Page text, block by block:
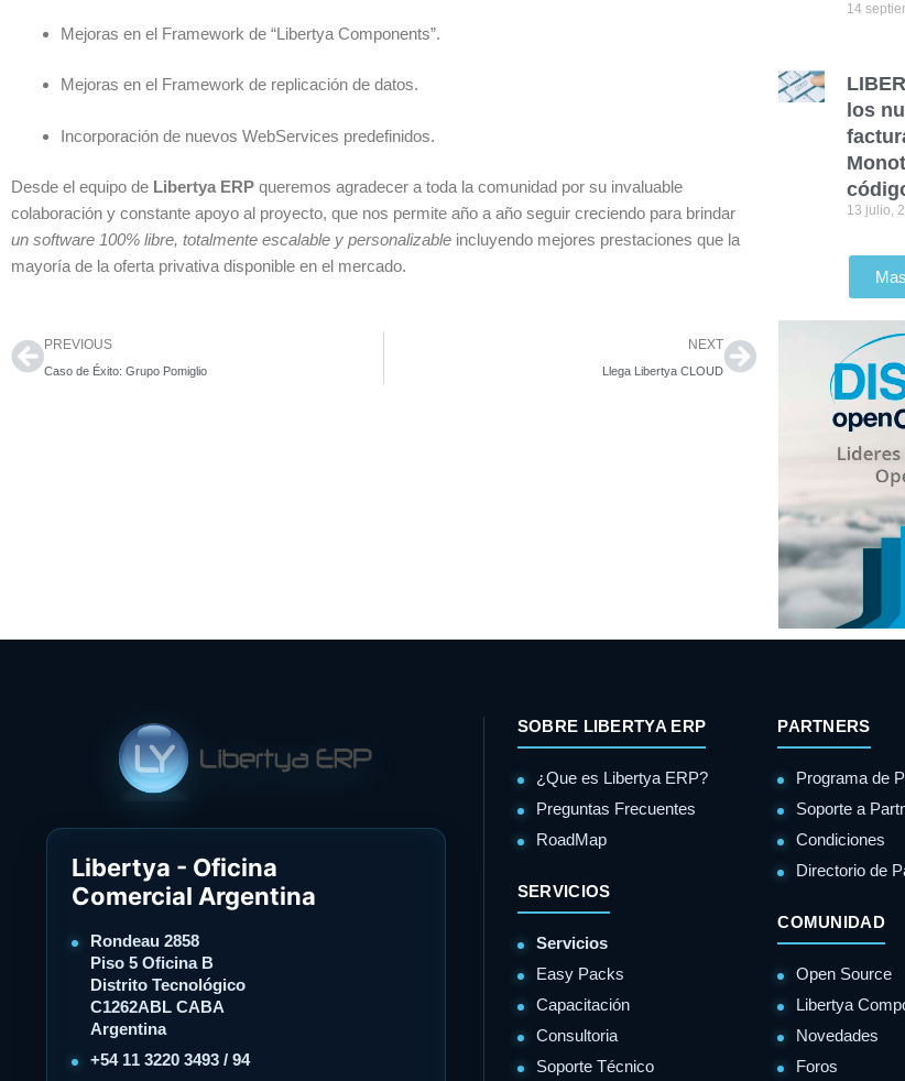
Mejoras en el Framework de “Libertya Components”.
Mejoras en el Framework de replicación de datos.
Incorporación de nuevos WebServices predefinidos.
Desde el equipo de Libertya ERP queremos agradecer a toda la comunidad por su invaluable
colaboración y constante apoyo al proyecto, que nos permite año a año seguir creciendo para brindar
un software 100% libre, totalmente escalable y personalizable incluyendo mejores prestaciones que la
mayoría de la oferta privativa disponible en el mercado.
AntPREVIOUS
Caso de Éxito: Grupo Pomiglio
NEXT
Llega Libertya CLOUD
Siguiente
14
los
13 julio,
Libertya - Oficina
Comercial Argentina
Rondeau 2858
Piso 5 Oficina B
Distrito Tecnológico
C1262ABL CABA
Argentina
+54 11 3220 3493 / 94
SOBRE LIBERTYA ERP
¿Que es Libertya ERP?
Preguntas Frecuentes
RoadMap
SERVICIOS
Servicios
Easy Packs
Capacitación
Consultoria
Soporte Técnico
PARTNERS
Programa de
Soporte a
Condiciones
Directorio de
COMUNIDAD
Open Source
Libertya
Novedades
Foros